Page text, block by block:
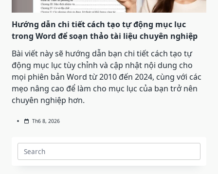
Hướng dẫn chi tiết cách tạo tự động mục lục
trong Word để soạn thảo tài liệu chuyên nghiệp
Bài viết này sẽ hướng dẫn bạn chi tiết cách tạo tự
động mục lục tùy chỉnh và cập nhật nội dung cho
mọi phiên bản Word từ 2010 đến 2024, cùng với các
mẹo nâng cao để làm cho mục lục của bạn trở nên
chuyên nghiệp hơn.
Th6 8, 2026
Search